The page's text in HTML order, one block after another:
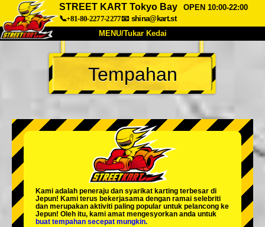
STREET KART Tokyo Bay
OPEN 10:00-22:00
📞+81-80-2277-2277📧 shina@kart.st
MENU/Tukar Kedai
UTAMA
Tentang Spesifikasi Harga
Soalan Lazim
Syarikat Tempahan
Tukar Kedai
Tokyo Shinagawa Tokyo Akihabara#1
Tokyo Akihabara#2
Tokyo Shibuya Annex Tokyo Bay
Tokyo Asakusa Osaka
Tempahan
Kami adalah peneraju dan syarikat karting terbesar di
Jepun! Kami terus bekerjasama dengan ramai selebriti
dan merupakan aktiviti paling popular untuk pelancong ke
Jepun! Oleh itu, kami amat mengesyorkan anda untuk
buat tempahan secepat mungkin.